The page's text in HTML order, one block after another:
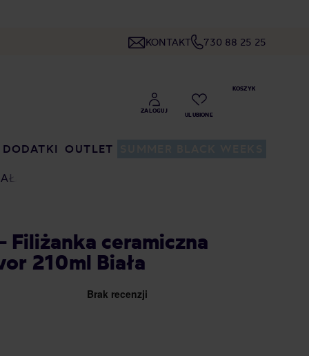
KONTAKT 730 88 25 25
DODATKI OUTLET
Filiżanka ceramiczna
210ml Biała